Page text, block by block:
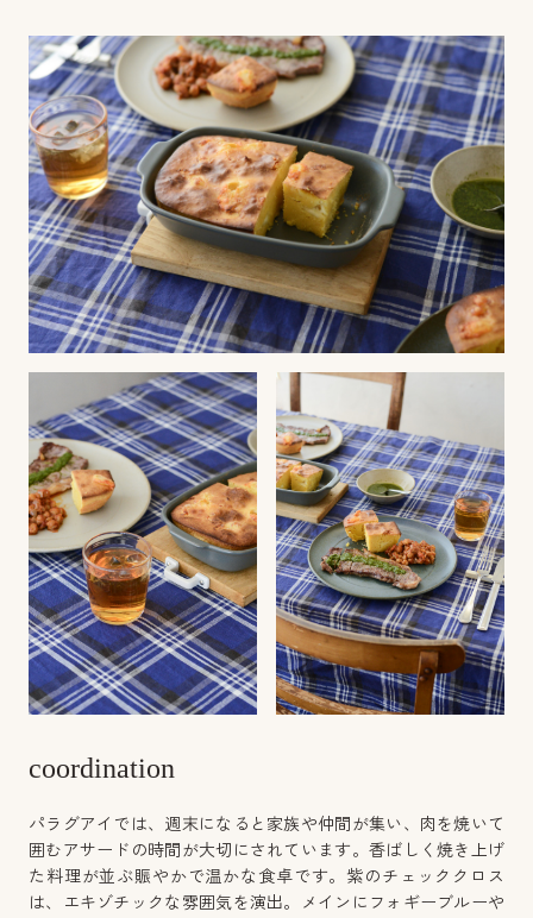
coordination
パラグアイでは、週末になると家族や仲間が集い、肉を焼いて
囲むアサードの時間が大切にされています。香ばしく焼き上げ
た料理が並ぶ賑やかで温かな食卓です。紫のチェッククロス
は、エキゾチックな雰囲気を演出。メインにフォギーブルーや